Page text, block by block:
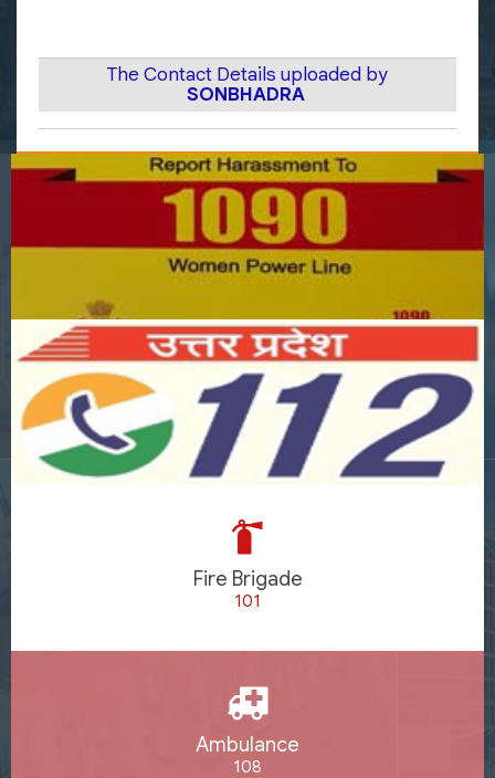
The Contact Details uploaded by
SONBHADRA
Fire Brigade
101
Ambulance
108